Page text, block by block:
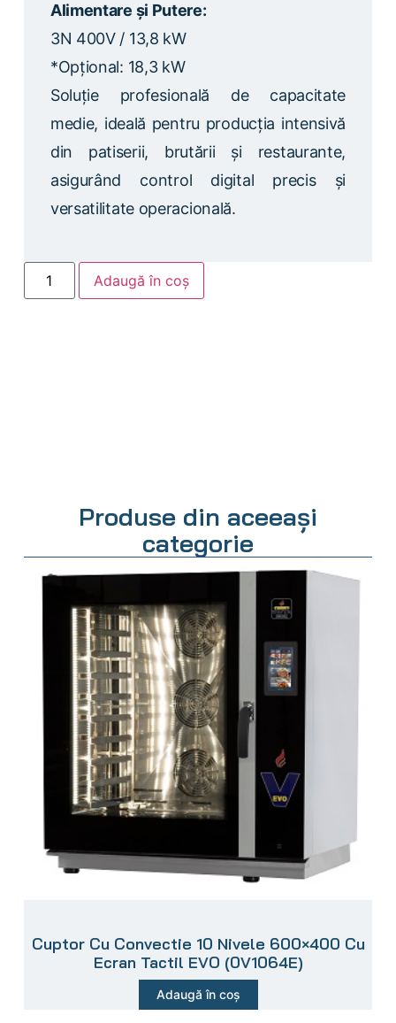
Alimentare și Putere:
3N 400V / 13,8 kW
*Opțional: 18,3 kW
Soluție profesională de capacitate
medie, ideală pentru producția intensivă
din patiserii, brutării și restaurante,
asigurând control digital precis și
versatilitate operacională.
Adaugă în coș
Produse din aceeași
categorie
Cuptor Cu Convectie 10 Nivele 600×400 Cu
Ecran Tactil EVO (0V1064E)
Adaugă în coș